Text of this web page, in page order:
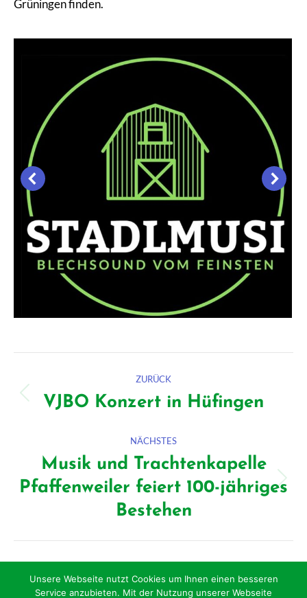
Grüningen finden.
Kommentarnavigation
ZURÜCK
Vorheriger
VJBO Konzert in Hüfingen
NÄCHSTES
Nächster
Beitrag:
Musik und Trachtenkapelle
Pfaffenweiler feiert 100-jähriges
Bestehen
Unsere Webseite nutzt Cookies um Ihnen einen besseren
Service anzubieten. Mit der Nutzung unserer Webseite